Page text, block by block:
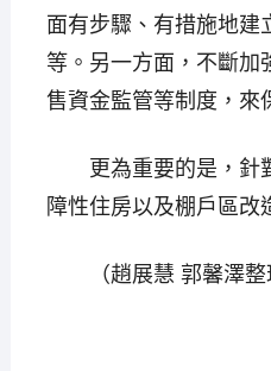
面有步驟、有措施地建
等。另一方面，不斷加
售資金監管等制度，來
更為重要的是，針對
障性住房以及棚戶區改
（趙展慧 郭馨澤整